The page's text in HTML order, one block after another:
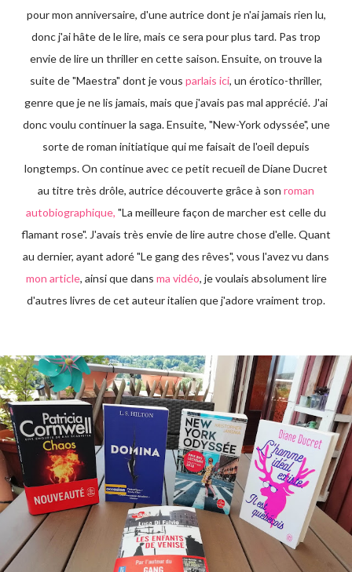
pour mon anniversaire, d'une autrice dont je n'ai jamais rien lu,
donc j'ai hâte de le lire, mais ce sera pour plus tard. Pas trop
envie de lire un thriller en cette saison. Ensuite, on trouve la
suite de "Maestra" dont je vous parlais ici, un érotico-thriller,
genre que je ne lis jamais, mais que j'avais pas mal apprécié. J'ai
donc voulu continuer la saga. Ensuite, "New-York odyssée", une
sorte de roman initiatique qui me faisait de l'oeil depuis
longtemps. On continue avec ce petit recueil de Diane Ducret
au titre très drôle, autrice découverte grâce à son roman
autobiographique, "La meilleure façon de marcher est celle du
flamant rose". J'avais très envie de lire autre chose d'elle. Quant
au dernier, ayant adoré "Le gang des rêves", vous l'avez vu dans
mon article, ainsi que dans ma vidéo, je voulais absolument lire
d'autres livres de cet auteur italien que j'adore vraiment trop.